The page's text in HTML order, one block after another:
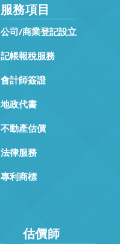
服務項目
公司/商業登記設立
記帳報稅服務
會計師簽證
地政代書
不動產估價
法律服務
專利商標
估價師